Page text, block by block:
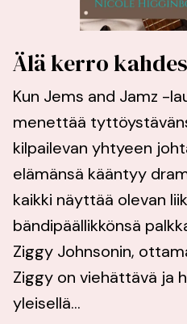
Älä kerro
Kun Jems and Jamz -
menettää
kilpailevan yhtyeen
elämänsä kääntyy
kaikki näyttää olevan
bändipäällikkönsä
Ziggy Johnsonin,
Ziggy on viehättävä ja
yleisellä...